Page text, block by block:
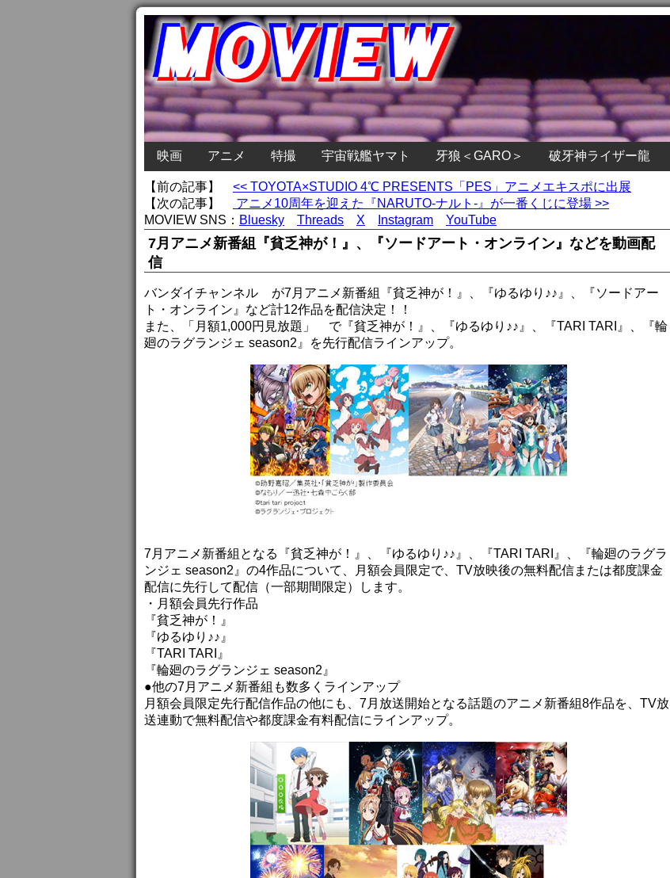
映画 アニメ 特撮 宇宙戦艦ヤマト 牙狼＜GARO＞ 破牙神ライザー龍
【前の記事】 << TOYOTA×STUDIO 4℃ PRESENTS「PES」アニメエキスポに出展
【次の記事】
アニメ10周年を迎えた『NARUTO-ナルト-』が一番くじに登場 >>
MOVIEW SNS： Bluesky Threads X Instagram YouTube
7月アニメ新番組『貧乏神が！』、『ソードアート・オンライン』などを動画配
信
バンダイチャンネル
が7月アニメ新番組『貧乏神が！』、『ゆるゆり♪♪』、『ソードアー
ト・オンライン』など計12作品を配信決定！！
また、「月額1,000円見放題」
で『貧乏神が！』、『ゆるゆり♪♪』、『TARI TARI』、『輪
廻のラグランジェ season2』を先行配信ラインアップ。
7月アニメ新番組となる『貧乏神が！』、『ゆるゆり♪♪』、『TARI TARI』、『輪廻のラグラ
ンジェ season2』の4作品について、月額会員限定で、TV放映後の無料配信または都度課金
配信に先行して配信（一部期間限定）します。
・月額会員先行作品
『貧乏神が！』
『ゆるゆり♪♪』
『TARI TARI』
『輪廻のラグランジェ season2』
●他の7月アニメ新番組も数多くラインアップ
月額会員限定先行配信作品の他にも、7月放送開始となる話題のアニメ新番組8作品を、TV放
送連動で無料配信や都度課金有料配信にラインアップ。